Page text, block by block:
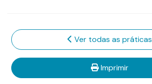
Ver todas as práticas
Imprimir